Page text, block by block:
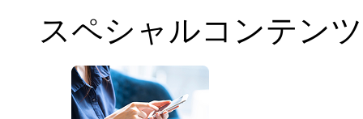
スペシャルコンテンツ